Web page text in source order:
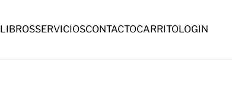
LIBROSSERVICIOSCONTACTOCARRITOLOGIN